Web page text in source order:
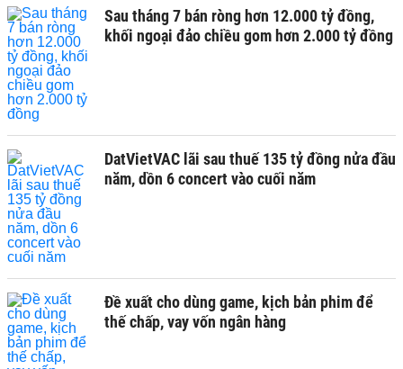
Sau tháng 7 bán ròng hơn 12.000 tỷ đồng,
khối ngoại đảo chiều gom hơn 2.000 tỷ đồng
DatVietVAC lãi sau thuế 135 tỷ đồng nửa đầu
năm, dồn 6 concert vào cuối năm
Đề xuất cho dùng game, kịch bản phim để
thế chấp, vay vốn ngân hàng